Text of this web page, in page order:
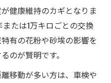
健康維持のカギとなりま
たは1万キロごとの交換
有の花粉や砂埃の影響を
のが賢明です。
移動が多い方は、車検や